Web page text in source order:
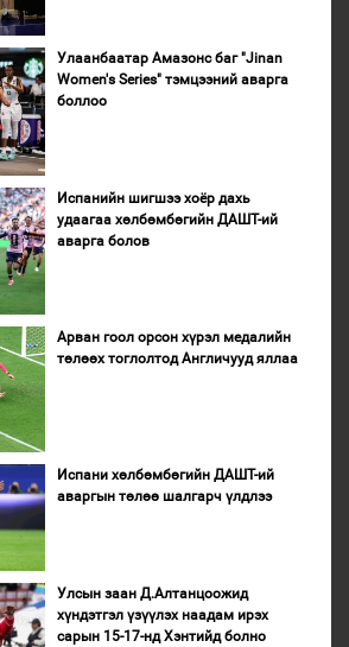
Улаанбаатар Амазонс баг "Jinan
Women's Series" тэмцээний аварга
боллоо
Испанийн шигшээ хоёр дахь
удаагаа хөлбөмбөгийн ДАШТ-ий
аварга болов
Арван гоол орсон хүрэл медалийн
төлөөх тоглолтод Англичууд яллаа
Испани хөлбөмбөгийн ДАШТ-ий
аваргын төлөө шалгарч үлдлээ
Улсын заан Д.Алтанцоожид
хүндэтгэл үзүүлэх наадам ирэх
сарын 15-17-нд Хэнтийд болно